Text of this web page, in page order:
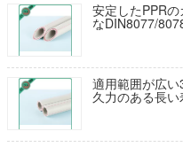
安定したPPR
なDIN8077/
適用範囲が広
久力のある長い